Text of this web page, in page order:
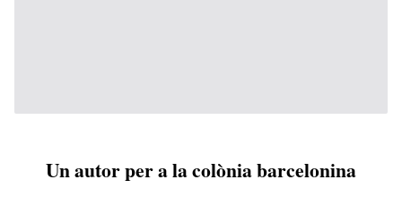
Un autor per a la colònia barcelonina